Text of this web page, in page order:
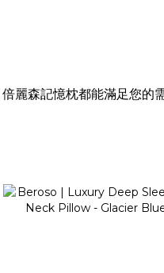
麗森記憶枕都能滿足您的